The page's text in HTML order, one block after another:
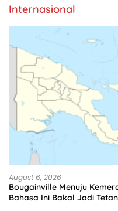
Internasional
August 6, 2026
Bougainville Menuju
Bahasa Ini Bakal Jadi